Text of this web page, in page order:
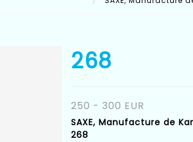
268
250 - 300 EUR
SAXE, Manufacture de
268